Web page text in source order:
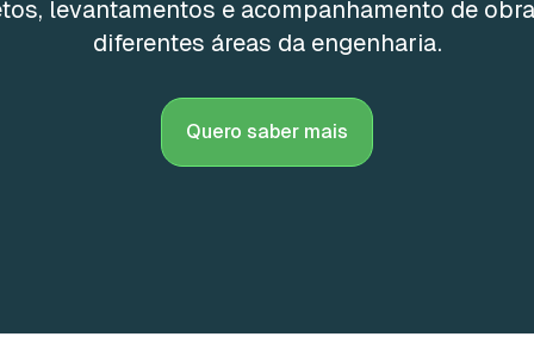
levantamentos e acompanhamento de
diferentes áreas da engenharia.
Quero saber mais